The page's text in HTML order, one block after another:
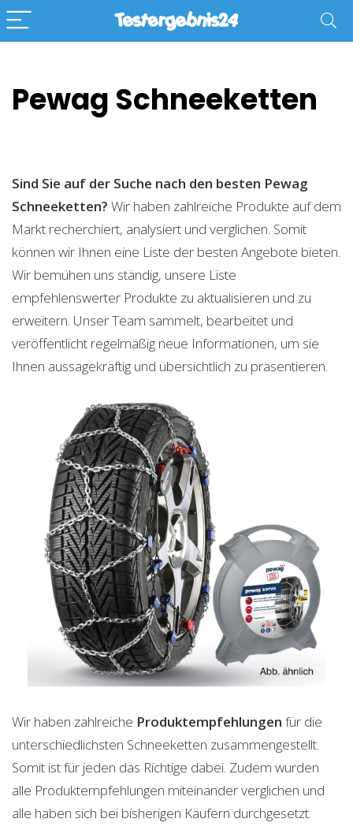
Pewag Schneeketten
Sind Sie auf der Suche nach den besten Pewag
Schneeketten? Wir haben zahlreiche Produkte auf dem
Markt recherchiert, analysiert und verglichen. Somit
können wir Ihnen eine Liste der besten Angebote bieten.
Wir bemühen uns ständig, unsere Liste
empfehlenswerter Produkte zu aktualisieren und zu
erweitern. Unser Team sammelt, bearbeitet und
veröffentlicht regelmäßig neue Informationen, um sie
Ihnen aussagekräftig und übersichtlich zu präsentieren.
Wir haben zahlreiche Produktempfehlungen für die
unterschiedlichsten Schneeketten zusammengestellt.
Somit ist für jeden das Richtige dabei. Zudem wurden
alle Produktempfehlungen miteinander verglichen und
alle haben sich bei bisherigen Käufern durchgesetzt.